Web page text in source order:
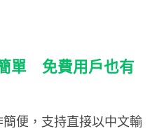
單 免費用戶也有
便，支持直接以中文輸